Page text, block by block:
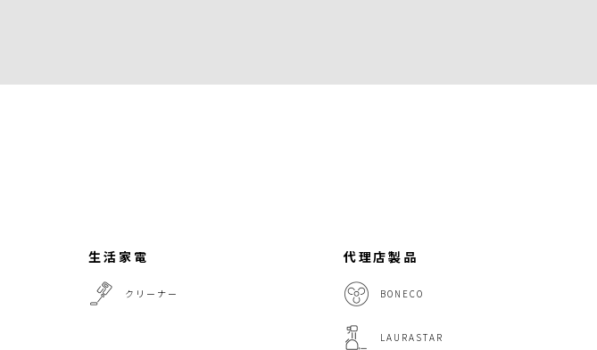
生活家電
クリーナー
代理店製品
BONECO
LAURASTAR